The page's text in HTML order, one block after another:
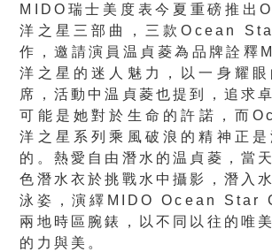
MIDO瑞士美度表今夏重磅推出
洋之星三部曲，三款Ocean
作，邀請演員温貞菱為品牌詮釋
洋之星的迷人魅力，以一身耀眼
席，活動中温貞菱也提到，追求
可能是她對於生命的許諾，而
洋之星系列乘風破浪的精神正是
的。熱愛自由潛水的温貞菱，當
色潛水衣於挑戰水中攝影，潛入
泳姿，演繹MIDO Ocean Star
兩地時區腕錶，以不同以往的唯
的力與美。